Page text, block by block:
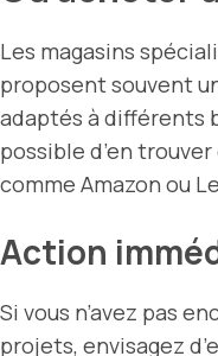
Les magasins
proposent souvent
adaptés à différents
possible d’en
comme Amazon ou
Action
Si vous n’avez pas
projets, envisagez